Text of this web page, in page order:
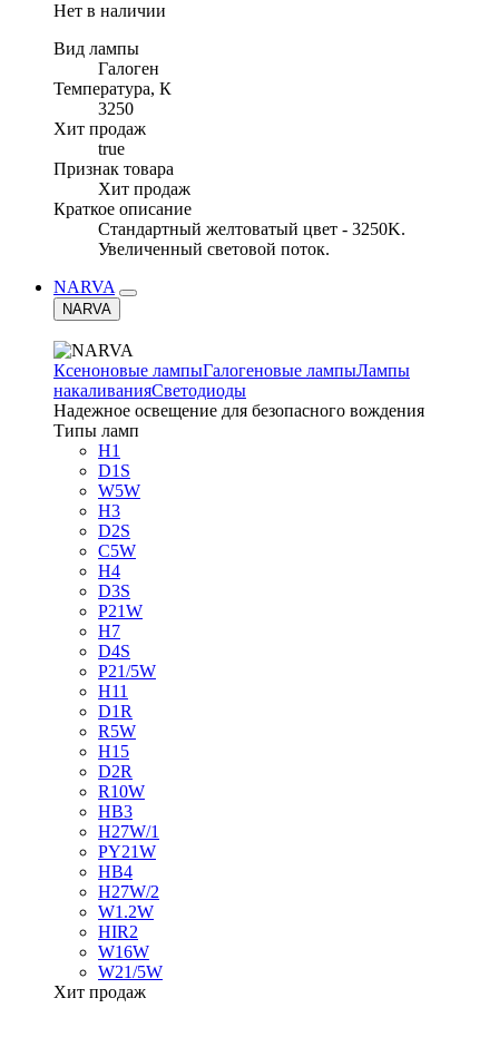
Нет в наличии
Вид лампы
Галоген
Температура, К
3250
Хит продаж
true
Признак товара
Хит продаж
Краткое описание
Стандартный желтоватый цвет - 3250K.
Увеличенный световой поток.
NARVA
NARVA
Ксеноновые лампыГалогеновые лампыЛампы
накаливанияСветодиоды
Надежное освещение для безопасного вождения
Типы ламп
H1
D1S
W5W
H3
D2S
C5W
H4
D3S
P21W
H7
D4S
P21/5W
H11
D1R
R5W
H15
D2R
R10W
HB3
H27W/1
PY21W
HB4
H27W/2
W1.2W
HIR2
W16W
W21/5W
Хит продаж